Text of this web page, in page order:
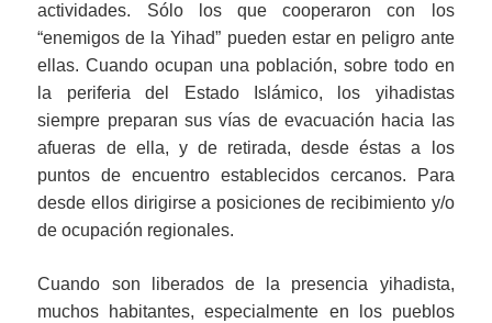
actividades. Sólo los que cooperaron con los
“enemigos de la Yihad” pueden estar en peligro ante
ellas. Cuando ocupan una población, sobre todo en
la periferia del Estado Islámico, los yihadistas
siempre preparan sus vías de evacuación hacia las
afueras de ella, y de retirada, desde éstas a los
puntos de encuentro establecidos cercanos. Para
desde ellos dirigirse a posiciones de recibimiento y/o
de ocupación regionales.
Cuando son liberados de la presencia yihadista,
muchos habitantes, especialmente en los pueblos